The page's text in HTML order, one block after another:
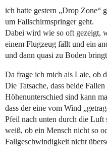
ich hatte gestern „Drop Zone“
um Fallschirmspringer geht.
Dabei wird wie so oft gezeigt,
einem Flugzeug fällt und ein
und dann quasi zu Boden
Da frage ich mich als Laie, ob
Die Tatsache, dass beide
Höhenunterschied sind kann
dass der eine vom Wind
Pfeil nach unten durch die
weiß, ob ein Mensch nicht so
Fallgeschwindigkeit nicht